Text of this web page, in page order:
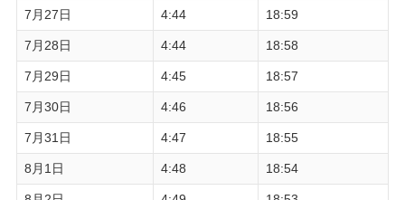
7月27日 4:44 18:59
7月28日 4:44 18:58
7月29日 4:45 18:57
7月30日 4:46 18:56
7月31日 4:47 18:55
8月1日 4:48 18:54